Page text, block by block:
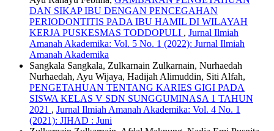
DAN SIKAP IBU DENGAN PENCEGAHAN
PERIODONTITIS PADA IBU HAMIL DI WILAYAH
KERJA PUSKESMAS TODDOPULI , Jurnal Ilmiah
Amanah Akademika: Vol. 5 No. 1 (2022): Jurnal Ilmiah
Amanah Akademika
Sangkala Sangkala, Zulkarnain Zulkarnain, Nurhaedah
Nurhaedah, Ayu Wijaya, Hadijah Alimuddin, Siti Alfah,
PENGETAHUAN TENTANG KARIES GIGI PADA
SISWA KELAS V SDN SUNGGUMINASA 1 TAHUN
2021 , Jurnal Ilmiah Amanah Akademika: Vol. 4 No. 1
(2021): JIHAD : Juni